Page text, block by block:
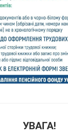
УВАГА!